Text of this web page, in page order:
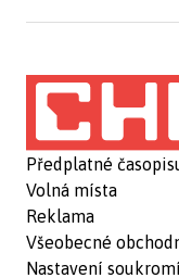
Předplatné
Volná místa
Reklama
Všeobecné
Nastavení soukromí